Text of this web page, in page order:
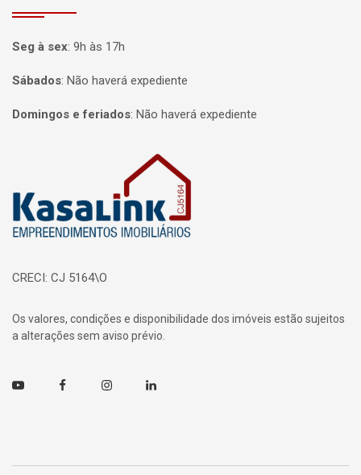
Seg à sex: 9h às 17h
Sábados: Não haverá expediente
Domingos e feriados: Não haverá expediente
CRECI: CJ 5164\O
Os valores, condições e disponibilidade dos imóveis estão sujeitos
a alterações sem aviso prévio.
Youtube FacebookInstagramLinkedin